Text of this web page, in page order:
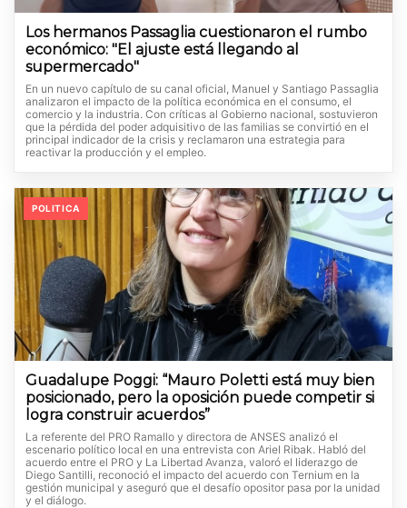
Los hermanos Passaglia cuestionaron el rumbo
económico: "El ajuste está llegando al
supermercado"
En un nuevo capítulo de su canal oficial, Manuel y Santiago Passaglia
analizaron el impacto de la política económica en el consumo, el
comercio y la industria. Con críticas al Gobierno nacional, sostuvieron
que la pérdida del poder adquisitivo de las familias se convirtió en el
principal indicador de la crisis y reclamaron una estrategia para
reactivar la producción y el empleo.
POLITICA
Guadalupe Poggi: “Mauro Poletti está muy bien
posicionado, pero la oposición puede competir si
logra construir acuerdos”
La referente del PRO Ramallo y directora de ANSES analizó el
escenario político local en una entrevista con Ariel Ribak. Habló del
acuerdo entre el PRO y La Libertad Avanza, valoró el liderazgo de
Diego Santilli, reconoció el impacto del acuerdo con Ternium en la
gestión municipal y aseguró que el desafío opositor pasa por la unidad
y el diálogo.